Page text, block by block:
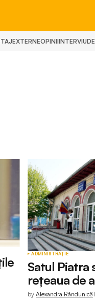
EXTERNEOPINIIINTERVIU
ADMINISTRAȚIE
Satul Piatra
rețeaua de
by Alexandra Rândunică